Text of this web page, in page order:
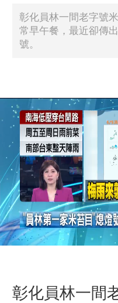
彰化員林一間老字號
常早午餐，最近卻傳
號。
彰化員林一間